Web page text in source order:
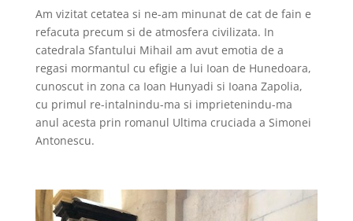
Am vizitat cetatea si ne-am minunat de cat de fain e
refacuta precum si de atmosfera civilizata. In
catedrala Sfantului Mihail am avut emotia de a
regasi mormantul cu efigie a lui Ioan de Hunedoara,
cunoscut in zona ca Ioan Hunyadi si Ioana Zapolia,
cu primul re-intalnindu-ma si imprietenindu-ma
anul acesta prin romanul Ultima cruciada a Simonei
Antonescu.